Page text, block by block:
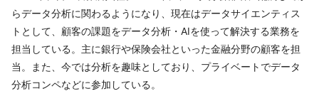
らデータ分析に関わるようになり、現在はデータサイエンティス
トとして、顧客の課題をデータ分析・AIを使って解決する業務を
担当している。主に銀行や保険会社といった金融分野の顧客を担
当。また、今では分析を趣味としており、プライベートでデータ
分析コンペなどに参加している。